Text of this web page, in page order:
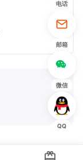
电话
邮箱
微信
QQ